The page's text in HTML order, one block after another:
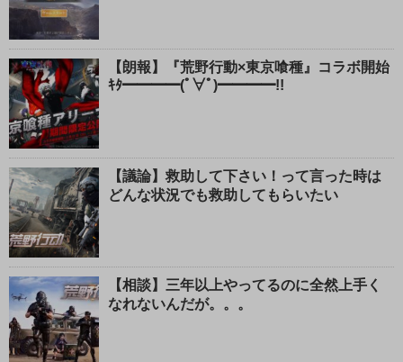
【朗報】『荒野行動×東京喰種』コラボ開始
ｷﾀ━━━━(ﾟ∀ﾟ)━━━━!!
【議論】救助して下さい！って言った時は
どんな状況でも救助してもらいたい
【相談】三年以上やってるのに全然上手く
なれないんだが。。。